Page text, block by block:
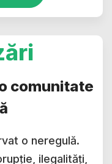
comunitate
o neregulă.
ilegalități,